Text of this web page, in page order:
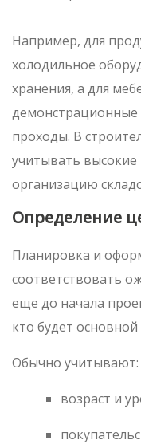
Например, для
холодильное
хранения, а для
демонстрационные
проходы. В
учитывать высокие
организацию
Определение
Планировка и
соответствовать
еще до начала
кто будет
Обычно учитывают:
возраст и